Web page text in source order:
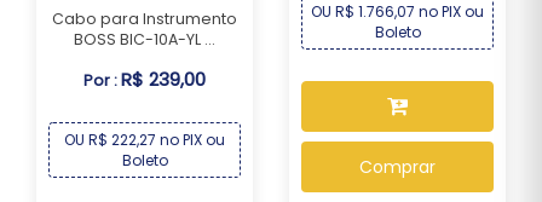
Cabo para Instrumento
BOSS BIC-10A-YL ...
Por :R$ 239,00
OU R$ 222,27 no PIX ou
Boleto
OU R$ 1.766,07 no PIX ou
Boleto
Comprar